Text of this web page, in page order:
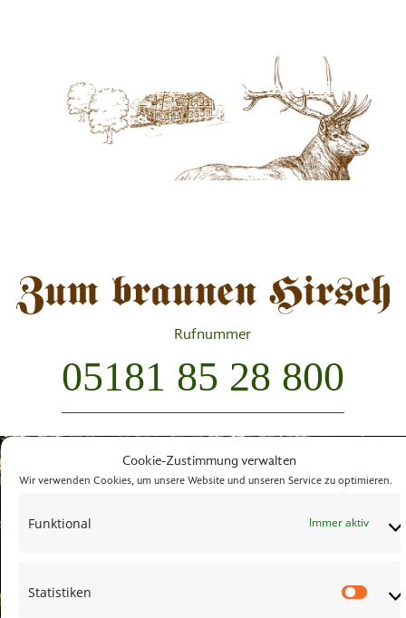
Cookie-Zustimmung verwalten
Wir verwenden Cookies, um unsere Website und unseren Service zu optimieren.
Funktional Immer aktiv
Statistiken
GÄSTEZIMMER VERANSTALTUNGEN
Rufnummer
05181 85 28 800